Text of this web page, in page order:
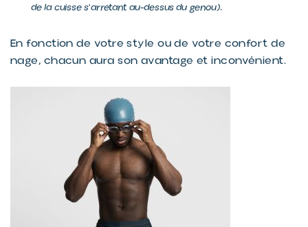
de la cuisse s'arrêtant au-dessus du genou).
En fonction de votre style ou de votre confort de
nage, chacun aura son avantage et inconvénient.